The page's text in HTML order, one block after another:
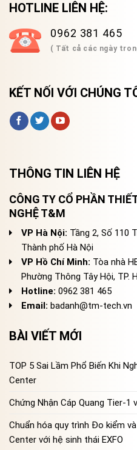
HOTLINE LIÊN HỆ:
0962 381 465
( Tất cả các ngày
KẾT NỐI VỚI CHÚNG
THÔNG TIN LIÊN HỆ
CÔNG TY CỔ PHẦN
NGHỆ T&M
VP Hà Nội: Tầng 2, Số 110
Thành phố Hà Nội
VP Hồ Chí Minh: Tòa nhà
Phường Thông Tây Hội, TP.
Hotline: 0962 381 465
Email: badanh@tm-tech.vn
BÀI VIẾT MỚI
TOP 5 Sai Lầm Phổ Biến Khi
Center
Chứng Nhận Cáp Quang Tier-1
Chuẩn hóa quy trình Đo kiểm
Center với hệ sinh thái EXFO